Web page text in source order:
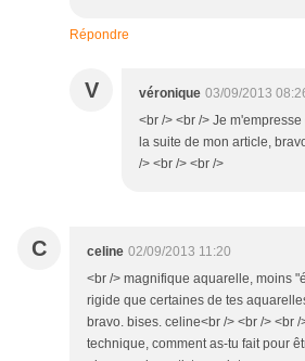
Répondre
V véronique 03/09/2013
<br /> <br /> Je
la suite de mon article,
/> <br /> <br />
C celine 02/09/2013 11:20
<br /> magnifique aquarelle, moins
rigide que certaines de tes
bravo. bises. celine<br /> <br /> <br
technique, comment as-tu fait pour